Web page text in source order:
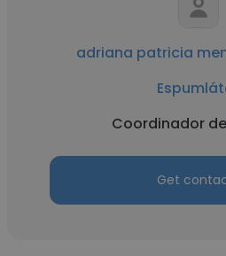
adriana patricia
Coordinador
Get